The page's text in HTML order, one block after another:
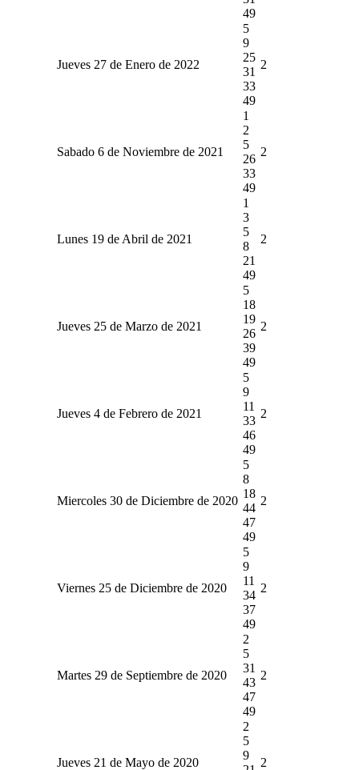
49
Jueves 27 de Enero de 2022
5
9
25
31
33
49
2
Sabado 6 de Noviembre de 2021
1
2
5
26
33
49
2
Lunes 19 de Abril de 2021
1
3
5
8
21
49
2
Jueves 25 de Marzo de 2021
5
18
19
26
39
49
2
Jueves 4 de Febrero de 2021
5
9
11
33
46
49
2
Miercoles 30 de Diciembre de 2020
5
8
18
44
47
49
2
Viernes 25 de Diciembre de 2020
5
9
11
34
37
49
2
Martes 29 de Septiembre de 2020
2
5
31
43
47
49
2
Jueves 21 de Mayo de 2020
2
5
9
2